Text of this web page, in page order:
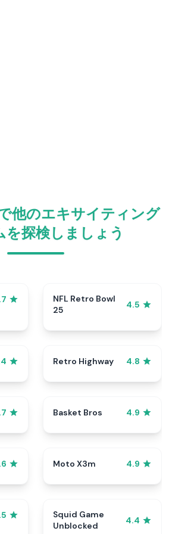
他のエキサイティング
を探検しましょう
NFL Retro Bowl
25
4.5
Retro Highway 4.8
Basket Bros 4.9
Moto X3m 4.9
Squid Game
Unblocked
4.4